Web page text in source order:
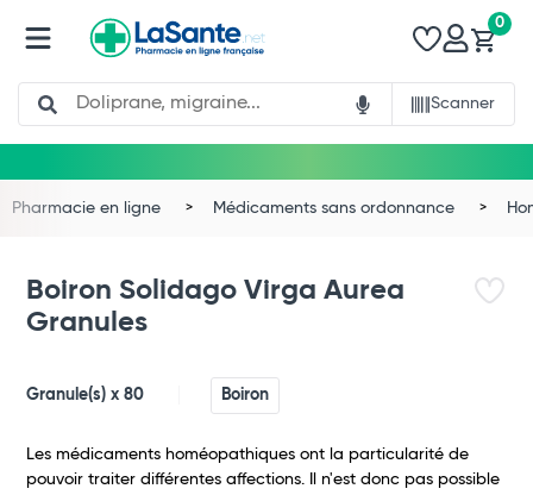
Search
Scanner
0
Pharmacie en ligne Médicaments sans ordonnance
Boiron Solidago Virga Aurea
Granules
Granule(s) x 80 Boiron
Les médicaments homéopathiques ont la particularité de
pouvoir traiter différentes affections. Il n'est donc pas possible